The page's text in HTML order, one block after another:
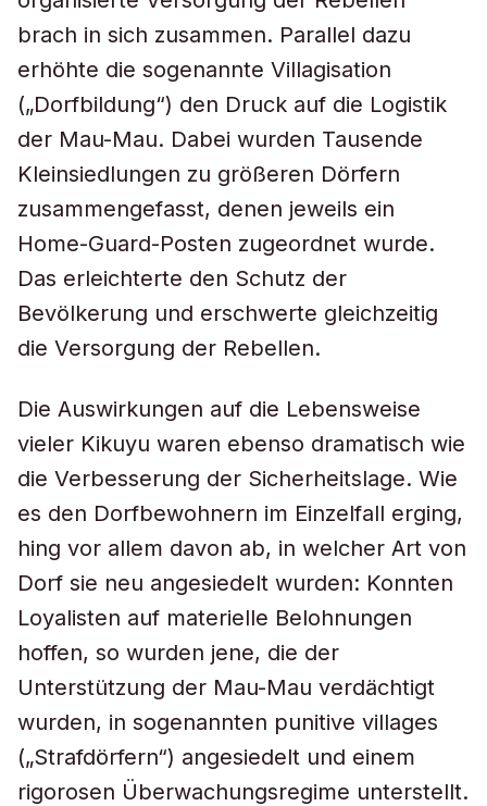
brach in sich zusammen. Parallel dazu
erhöhte die sogenannte Villagisation
(„Dorfbildung“) den Druck auf die Logistik
der Mau-Mau. Dabei wurden Tausende
Kleinsiedlungen zu größeren Dörfern
zusammengefasst, denen jeweils ein
Home-Guard-Posten zugeordnet wurde.
Das erleichterte den Schutz der
Bevölkerung und erschwerte gleichzeitig
die Versorgung der Rebellen.
Die Auswirkungen auf die Lebensweise
vieler Kikuyu waren ebenso dramatisch wie
die Verbesserung der Sicherheitslage. Wie
es den Dorfbewohnern im Einzelfall erging,
hing vor allem davon ab, in welcher Art von
Dorf sie neu angesiedelt wurden: Konnten
Loyalisten auf materielle Belohnungen
hoffen, so wurden jene, die der
Unterstützung der Mau-Mau verdächtigt
wurden, in sogenannten punitive villages
(„Strafdörfern“) angesiedelt und einem
rigorosen Überwachungsregime unterstellt.